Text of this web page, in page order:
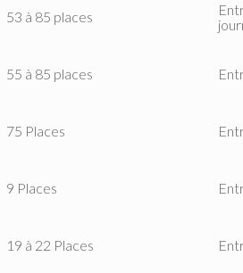
53 à 85 places
55 à 85 places
75 Places
9 Places
19 à 22 Places